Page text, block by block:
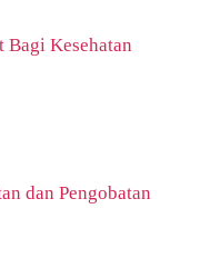
Kesehatan
dan Pengobatan